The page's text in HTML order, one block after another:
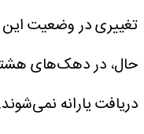
تغییری در وضعیت
حال، در دهک‌های
دریافت یارانه